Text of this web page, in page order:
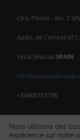
Ctra. Pinoso - Km. 2 S/N
Apdo. de Correos
Yecla (Murcia) SPAIN
+34968753798
Nous utilisons des
expérience sur notre